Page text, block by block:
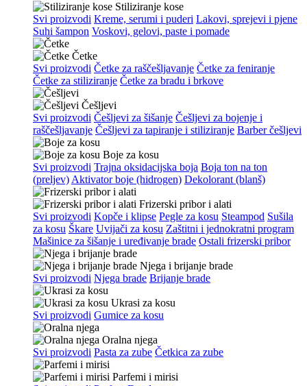
Stiliziranje kose
Svi proizvodi Kreme, serumi i puderi Lakovi, sprejevi i pjene
Suhi šampon Voskovi, gelovi, paste i pomade
Četke
Svi proizvodi Četke za raščešljavanje Četke za feniranje
Četke za stiliziranje Četke za bradu i brkove
Češljevi
Svi proizvodi Češljevi za šišanje Češljevi za bojenje i
raščešljavanje Češljevi za tapiranje i stiliziranje Barber češljevi
Boje za kosu
Svi proizvodi Trajna oksidacijska boja Boja ton na ton
(preljev) Aktivator boje (hidrogen) Dekolorant (blanš)
Frizerski pribor i alati
Svi proizvodi Kopče i klipse Pegle za kosu Steampod Sušila
za kosu Škare Uvijači za kosu Zaštitni i jednokratni program
Mašinice za šišanje i uređivanje brade Ostali frizerski pribor
Njega i brijanje brade
Svi proizvodi Njega brade Brijanje brade
Ukrasi za kosu
Svi proizvodi Gumice za kosu
Oralna njega
Svi proizvodi Pasta za zube Četkica za zube
Parfemi i mirisi